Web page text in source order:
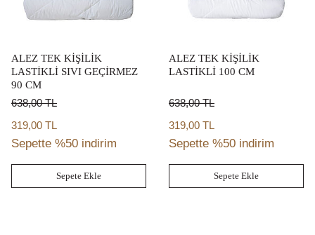
ALEZ TEK KİŞİLİK
LASTİKLİ SIVI GEÇİRMEZ
90 CM
638,00TL
319,00 TL
Sepette %50 indirim
Sepete Ekle
ALEZ TEK KİŞİLİK
LASTİKLİ 100 CM
638,00TL
319,00 TL
Sepette %50 indirim
Sepete Ekle